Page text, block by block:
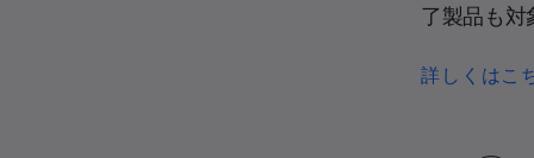
了製品も対
詳しくはこ